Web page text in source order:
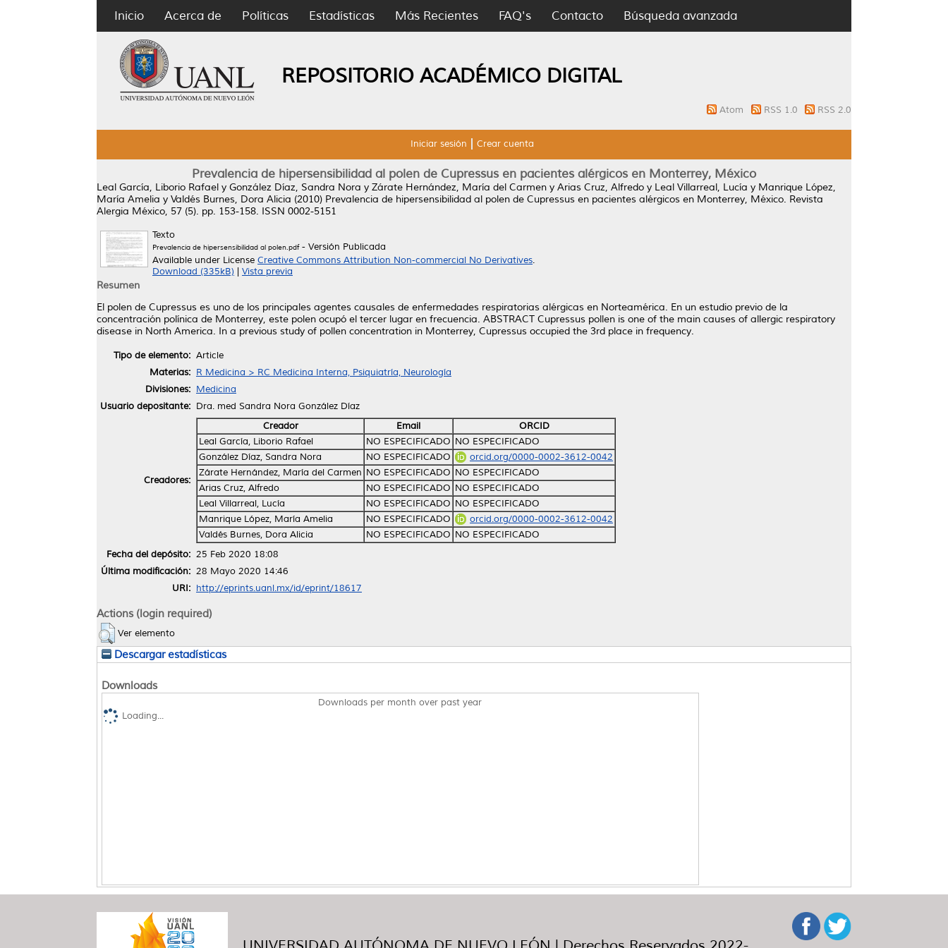
Inicio Acerca de Políticas Estadísticas Más Recientes FAQ's Contacto Búsqueda avanzada
REPOSITORIO ACADÉMICO DIGITAL
Atom RSS 1.0 RSS 2.0
Iniciar sesión Crear cuenta
Prevalencia de hipersensibilidad al polen de Cupressus en pacientes alérgicos en Monterrey, México
Leal García, Liborio Rafael y González Díaz, Sandra Nora y Zárate Hernández, María del Carmen y Arias Cruz, Alfredo y Leal Villarreal, Lucía y Manrique López,
María Amelia y Valdés Burnes, Dora Alicia (2010) Prevalencia de hipersensibilidad al polen de Cupressus en pacientes alérgicos en Monterrey, México. Revista
Alergia México, 57 (5). pp. 153-158. ISSN 0002-5151
Texto
Prevalencia de hipersensibilidad al polen.pdf- Versión Publicada
Available under License Creative Commons Attribution Non-commercial No Derivatives.
Download (335kB)
Vista previa
Resumen
El polen de Cupressus es uno de los principales agentes causales de enfermedades respiratorias alérgicas en Norteamérica. En un estudio previo de la
concentración polínica de Monterrey, este polen ocupó el tercer lugar en frecuencia. ABSTRACT Cupressus pollen is one of the main causes of allergic respiratory
disease in North America. In a previous study of pollen concentration in Monterrey, Cupressus occupied the 3rd place in frequency.
Tipo de elemento: Article
Materias: R Medicina > RC Medicina Interna, Psiquiatría, Neurología
Divisiones: Medicina
Usuario depositante: Dra. med Sandra Nora González Díaz
Creadores:
Creador Email
ORCID
Leal García, Liborio Rafael
NO ESPECIFICADO NO ESPECIFICADO
González Díaz, Sandra Nora
NO ESPECIFICADO
orcid.org/0000-0002-3612-0042
Zárate Hernández, María del Carmen NO ESPECIFICADO NO ESPECIFICADO
Arias Cruz, Alfredo
NO ESPECIFICADO NO ESPECIFICADO
Leal Villarreal, Lucía
NO ESPECIFICADO NO ESPECIFICADO
Manrique López, María Amelia
NO ESPECIFICADO
orcid.org/0000-0002-3612-0042
Valdés Burnes, Dora Alicia
NO ESPECIFICADO NO ESPECIFICADO
Fecha del depósito: 25 Feb 2020 18:08
Última modificación: 28 Mayo 2020 14:46
URI: http://eprints.uanl.mx/id/eprint/18617
Actions (login required)
Ver elemento
Descargar estadísticas
Downloads
Downloads per month over past year
Loading...